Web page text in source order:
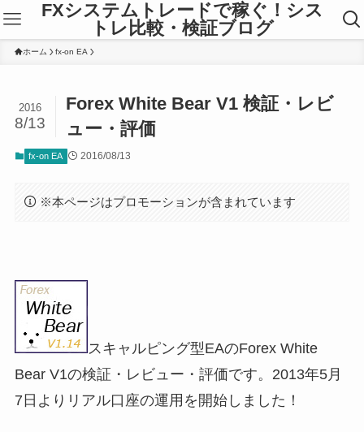
FXシステムトレードで稼ぐ！シス
トレ比較・検証ブログ
ホーム fx-on EA
Forex White Bear V1 検証・レビ
ュー・評価
2016
8/13
fx-on EA 2016/08/13
※本ページはプロモーションが含まれています
スキャルピング型EAのForex White
Bear V1の検証・レビュー・評価です。2013年5月
7日よりリアル口座の運用を開始しました！